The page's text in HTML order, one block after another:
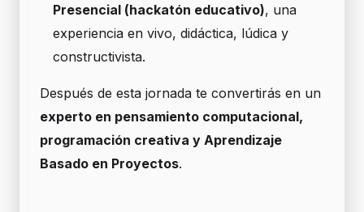
Presencial (hackatón educativo), una
experiencia en vivo, didáctica, lúdica y
constructivista.
Después de esta jornada te convertirás en un
experto en pensamiento computacional,
programación creativa y Aprendizaje
Basado en Proyectos.